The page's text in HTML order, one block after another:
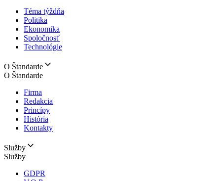
Téma týždňa
Politika
Ekonomika
Spoločnosť
Technológie
O Štandarde
O Štandarde
Firma
Redakcia
Princípy
História
Kontakty
Služby
Služby
GDPR